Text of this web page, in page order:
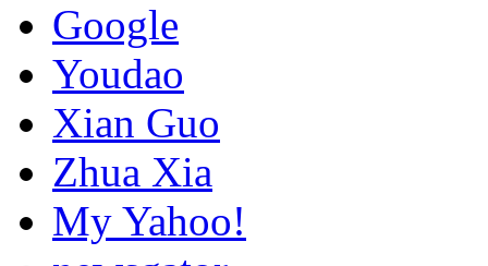
Google
Youdao
Xian Guo
Zhua Xia
My Yahoo!